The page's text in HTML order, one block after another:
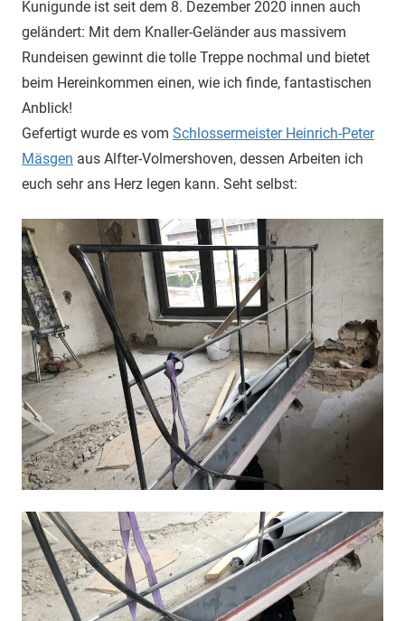
Kunigunde ist seit dem 8. Dezember 2020 innen auch
geländert: Mit dem Knaller-Geländer aus massivem
Rundeisen gewinnt die tolle Treppe nochmal und bietet
beim Hereinkommen einen, wie ich finde, fantastischen
Anblick!
Gefertigt wurde es vom Schlossermeister Heinrich-Peter
Mäsgen aus Alfter-Volmershoven, dessen Arbeiten ich
euch sehr ans Herz legen kann. Seht selbst: